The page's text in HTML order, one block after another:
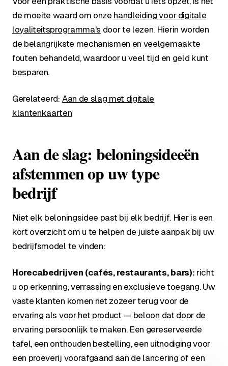
de moeite waard om onze handleiding voor digitale
loyaliteitsprogramma's door te lezen. Hierin worden
de belangrijkste mechanismen en veelgemaakte
fouten behandeld, waardoor u veel tijd en geld kunt
besparen.
Gerelateerd: Aan de slag met digitale
klantenkaarten
Aan de slag: beloningsideeën
afstemmen op uw type
bedrijf
Niet elk beloningsidee past bij elk bedrijf. Hier is een
kort overzicht om u te helpen de juiste aanpak bij uw
bedrijfsmodel te vinden:
Horecabedrijven (cafés, restaurants, bars): richt
u op erkenning, verrassing en exclusieve toegang. Uw
vaste klanten komen net zozeer terug voor de
ervaring als voor het product — beloon dat door de
ervaring persoonlijk te maken. Een gereserveerde
tafel, een onthouden bestelling, een uitnodiging voor
een proeverij voorafgaand aan de lancering of een